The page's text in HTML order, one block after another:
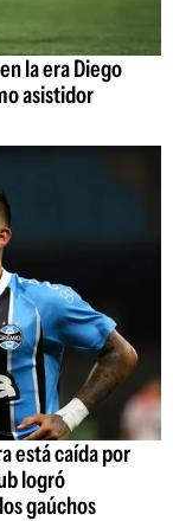
la era Diego
asistidor
está caída por
logró
gaúchos